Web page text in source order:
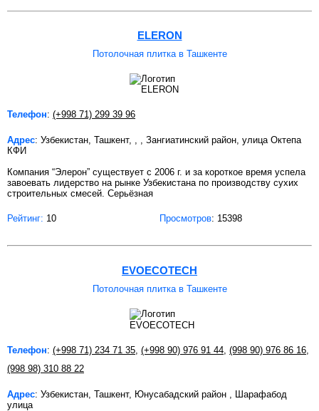
ELERON
Потолочная плитка в Ташкенте
Телефон: (+998 71) 299 39 96
Адрес: Узбекистан, Ташкент, , , Зангиатинский район, улица Октепа
КФИ
Компания “Элерон” существует с 2006 г. и за короткое время успела
завоевать лидерство на рынке Узбекистана по производству сухих
строительных смесей. Серьёзная
Рейтинг: 10 Просмотров: 15398
EVOECOTECH
Потолочная плитка в Ташкенте
Телефон: (+998 71) 234 71 35 (+998 90) 976 91 44 (998 90) 976 86 16
(998 98) 310 88 22
Адрес: Узбекистан, Ташкент, Юнусабадский район , Шарафабод
улица